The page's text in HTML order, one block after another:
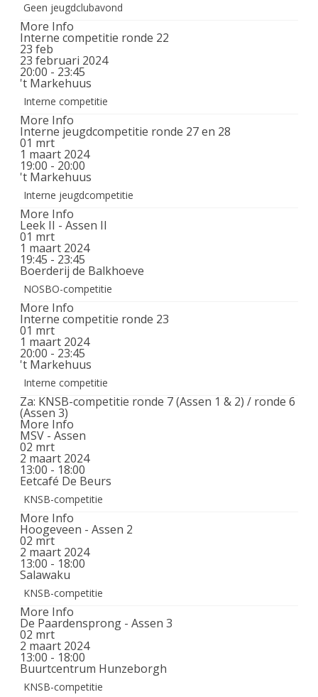
Geen jeugdclubavond
More Info
Interne competitie ronde 22
23 feb
23 februari 2024
20:00 - 23:45
't Markehuus
Interne competitie
More Info
Interne jeugdcompetitie ronde 27 en 28
01 mrt
1 maart 2024
19:00 - 20:00
't Markehuus
Interne jeugdcompetitie
More Info
Leek II - Assen II
01 mrt
1 maart 2024
19:45 - 23:45
Boerderij de Balkhoeve
NOSBO-competitie
More Info
Interne competitie ronde 23
01 mrt
1 maart 2024
20:00 - 23:45
't Markehuus
Interne competitie
Za: KNSB-competitie ronde 7 (Assen 1 & 2) / ronde 6
(Assen 3)
More Info
MSV - Assen
02 mrt
2 maart 2024
13:00 - 18:00
Eetcafé De Beurs
KNSB-competitie
More Info
Hoogeveen - Assen 2
02 mrt
2 maart 2024
13:00 - 18:00
Salawaku
KNSB-competitie
More Info
De Paardensprong - Assen 3
02 mrt
2 maart 2024
13:00 - 18:00
Buurtcentrum Hunzeborgh
KNSB-competitie